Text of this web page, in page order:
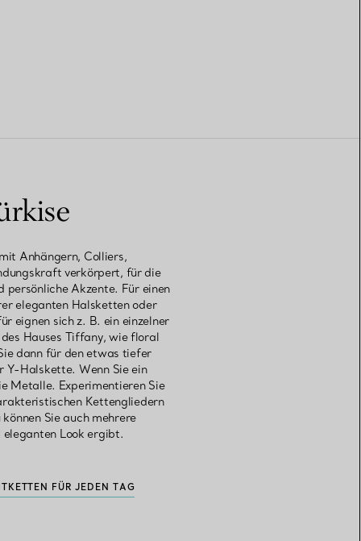
Anhängern, Colliers,
verkörpert, für die
Akzente. Für einen
eleganten Halsketten oder
eignen sich z. B. ein einzelner
Hauses Tiffany, wie floral
dann für den etwas tiefer
Y-Halskette. Wenn Sie ein
Metalle. Experimentieren Sie
Kettengliedern
Sie auch mehrere
eleganten Look ergibt.
FÜR JEDEN TAG